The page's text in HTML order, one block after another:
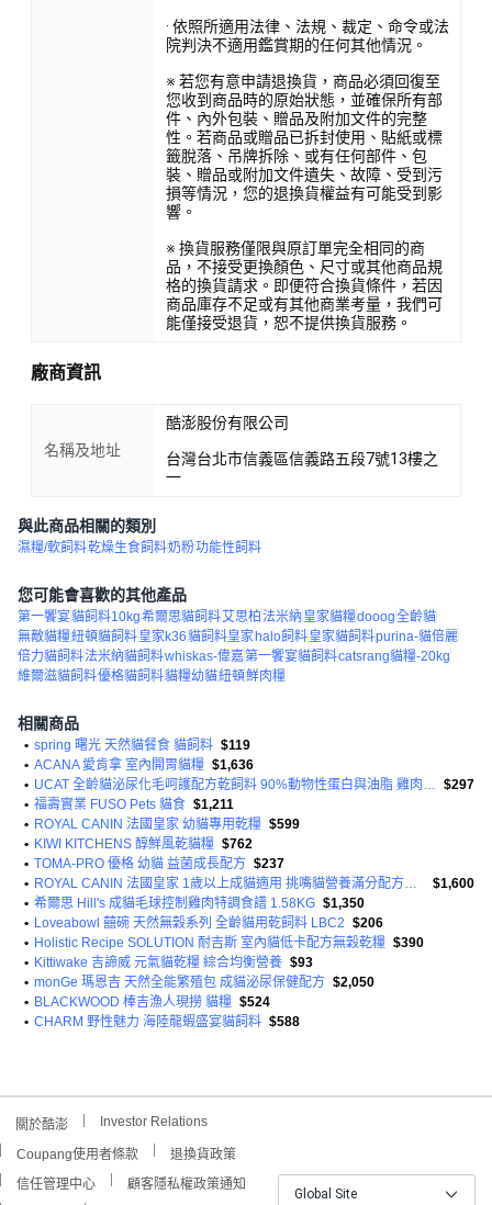
· 依照所適用法律、法規、裁定、命令或法
院判決不適用鑑賞期的任何其他情況。
※ 若您有意申請退換貨，商品必須回復至
您收到商品時的原始狀態，並確保所有部
件、內外包裝、贈品及附加文件的完整
性。若商品或贈品已拆封使用、貼紙或標
籤脫落、吊牌拆除、或有任何部件、包
裝、贈品或附加文件遺失、故障、受到污
損等情況，您的退換貨權益有可能受到影
響。
※ 換貨服務僅限與原訂單完全相同的商
品，不接受更換顏色、尺寸或其他商品規
格的換貨請求。即便符合換貨條件，若因
商品庫存不足或有其他商業考量，我們可
能僅接受退貨，恕不提供換貨服務。
廠商資訊
名稱及地址
酷澎股份有限公司
台灣台北市信義區信義路五段7號13樓之
一
與此商品相關的類別
濕糧/軟飼料乾燥生食飼料奶粉功能性飼料
您可能會喜歡的其他產品
第一饗宴貓飼料10kg希爾思貓飼料艾思柏法米納 皇家貓糧dooog全齡貓
無敵貓糧紐頓貓飼料皇家k36貓飼料皇家halo飼料皇家貓飼料purina-貓倍麗
倍力貓飼料法米納貓飼料whiskas-偉嘉第一饗宴貓飼料catsrang貓糧-20kg
維爾滋貓飼料優格貓飼料貓糧幼貓紐頓鮮肉糧
相關商品
• spring 曙光 天然貓餐食 貓飼料 $119
• ACANA 愛肯拿 室內開胃貓糧 $1,636
•
$297
• 福壽實業 FUSO Pets 貓食 $1,211
• ROYAL CANIN 法國皇家 幼貓專用乾糧 $599
• KIWI KITCHENS 醇鮮風乾貓糧 $762
• TOMA-PRO 優格 幼貓 益菌成長配方 $237
•
$1,600
• 希爾思 Hill's 成貓毛球控制雞肉特調食譜 1.58KG $1,350
• Loveabowl 囍碗 天然無穀系列 全齡貓用乾飼料 LBC2 $206
• Holistic Recipe SOLUTION 耐吉斯 室內貓低卡配方無穀乾糧 $390
• Kittiwake 吉諦威 元氣貓乾糧 綜合均衡營養 $93
• monGe 瑪恩吉 天然全能繁殖包 成貓泌尿保健配方 $2,050
• BLACKWOOD 棒吉漁人現撈 貓糧 $524
• CHARM 野性魅力 海陸龍蝦盛宴貓飼料 $588
關於酷澎 Investor Relations
Coupang使用者條款
退換貨政策
信任管理中心
顧客隱私權政策通知
Global Site